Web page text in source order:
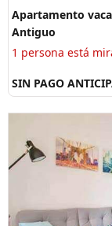
Apartamento
Antiguo
1 persona está
SIN PAGO